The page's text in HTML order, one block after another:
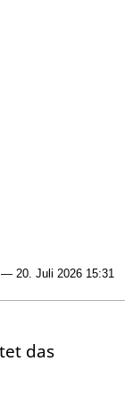
— 20. Juli 2026 15:31
das